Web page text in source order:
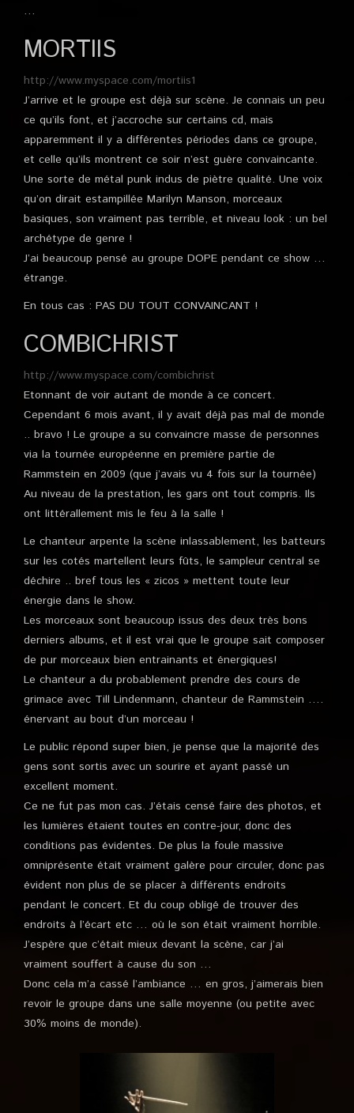
…
MORTIIS
http://www.myspace.com/mortiis1
J’arrive et le groupe est déjà sur scène. Je connais un peu
ce qu’ils font, et j’accroche sur certains cd, mais
apparemment il y a différentes périodes dans ce groupe,
et celle qu’ils montrent ce soir n’est guère convaincante.
Une sorte de métal punk indus de piètre qualité. Une voix
qu’on dirait estampillée Marilyn Manson, morceaux
basiques, son vraiment pas terrible, et niveau look : un bel
archétype de genre !
J’ai beaucoup pensé au groupe DOPE pendant ce show …
étrange.
En tous cas : PAS DU TOUT CONVAINCANT !
COMBICHRIST
http://www.myspace.com/combichrist
Etonnant de voir autant de monde à ce concert.
Cependant 6 mois avant, il y avait déjà pas mal de monde
.. bravo ! Le groupe a su convaincre masse de personnes
via la tournée européenne en première partie de
Rammstein en 2009 (que j’avais vu 4 fois sur la tournée)
Au niveau de la prestation, les gars ont tout compris. Ils
ont littérallement mis le feu à la salle !
Le chanteur arpente la scène inlassablement, les batteurs
sur les cotés martellent leurs fûts, le sampleur central se
déchire .. bref tous les « zicos » mettent toute leur
énergie dans le show.
Les morceaux sont beaucoup issus des deux très bons
derniers albums, et il est vrai que le groupe sait composer
de pur morceaux bien entrainants et énergiques!
Le chanteur a du probablement prendre des cours de
grimace avec Till Lindenmann, chanteur de Rammstein ….
énervant au bout d’un morceau !
Le public répond super bien, je pense que la majorité des
gens sont sortis avec un sourire et ayant passé un
excellent moment.
Ce ne fut pas mon cas. J’étais censé faire des photos, et
les lumières étaient toutes en contre-jour, donc des
conditions pas évidentes. De plus la foule massive
omniprésente était vraiment galère pour circuler, donc pas
évident non plus de se placer à différents endroits
pendant le concert. Et du coup obligé de trouver des
endroits à l’écart etc … où le son était vraiment horrible.
J’espère que c’était mieux devant la scène, car j’ai
vraiment souffert à cause du son …
Donc cela m’a cassé l’ambiance … en gros, j’aimerais bien
revoir le groupe dans une salle moyenne (ou petite avec
30% moins de monde).